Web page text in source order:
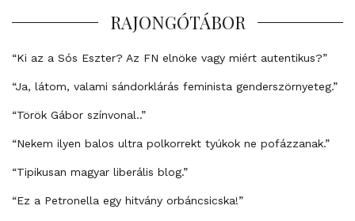
RAJONGÓTÁBOR
“Ki az a Sós Eszter? Az FN elnöke vagy miért autentikus?”
“Ja, látom, valami sándorklárás feminista genderszörnyeteg.”
“Török Gábor színvonal..”
“Nekem ilyen balos ultra polkorrekt tyúkok ne pofázzanak.”
“Tipikusan magyar liberális blog.”
“Ez a Petronella egy hitvány orbáncsicska!”